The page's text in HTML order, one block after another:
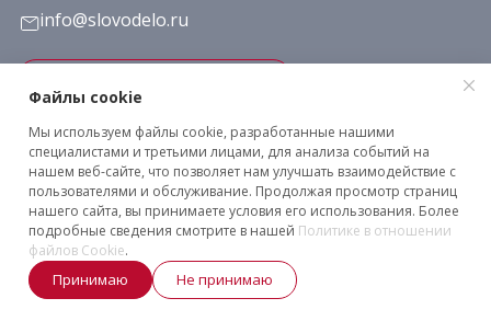
info@slovodelo.ru
Заказать звонок
Подписаться на рассылку
Клиентское соглашение
Политика конфиденциальности
2026 © «Словодело». Все права защищены
Файлы cookie
Мы используем файлы cookie, разработанные нашими
специалистами и третьими лицами, для анализа событий на
нашем веб-сайте, что позволяет нам улучшать взаимодействие с
пользователями и обслуживание. Продолжая просмотр страниц
нашего сайта, вы принимаете условия его использования. Более
подробные сведения смотрите в нашей Политике в отношении
файлов Cookie.
Принимаю Не принимаю